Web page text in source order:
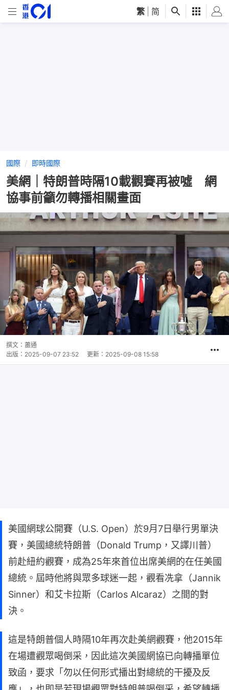
繁 简
國際 即時國際
美網｜特朗普時隔10載觀賽再被噓 網
協事前籲勿轉播相關畫面
撰文： 蕭通
出版： 2025-09-07 23:52 更新： 2025-09-08 15:58
美國網球公開賽（U.S. Open）於9月7日舉行男單決
賽，美國總統特朗普（Donald Trump，又譯川普）
前赴紐約觀賽，成為25年來首位出席美網的在任美國
總統。屆時他將與眾多球迷一起，觀看冼拿（Jannik
Sinner）和艾卡拉斯（Carlos Alcaraz）之間的對
決。
這是特朗普個人時隔10年再次赴美網觀賽，他2015年
在場遭觀眾喝倒采，因此這次美國網協已向轉播單位
致函，要求「勿以任何形式播出對總統的干擾及反